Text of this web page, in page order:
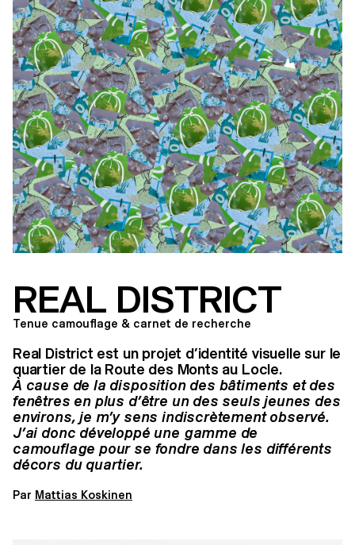
REAL DISTRICT
Tenue camouflage & carnet de recherche
Real District est un projet d’identité visuelle sur le
quartier de la Route des Monts au Locle.
À cause de la disposition des bâtiments et des
fenêtres en plus d’être un des seuls jeunes des
environs, je m’y sens indiscrètement observé.
J’ai donc développé une gamme de
camouflage pour se fondre dans les différents
décors du quartier.
Par Mattias Koskinen